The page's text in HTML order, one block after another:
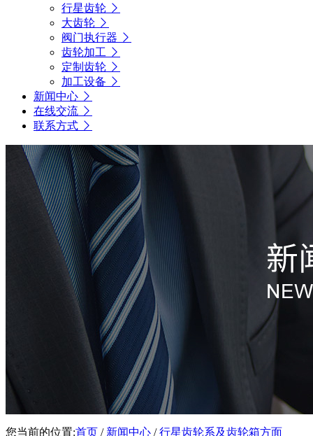
行星齿轮
大齿轮
阀门执行器
齿轮加工
定制齿轮
加工设备
新闻中心
在线交流
联系方式
您当前的位置:首页 / 新闻中心 /行星齿轮系及齿轮箱方面